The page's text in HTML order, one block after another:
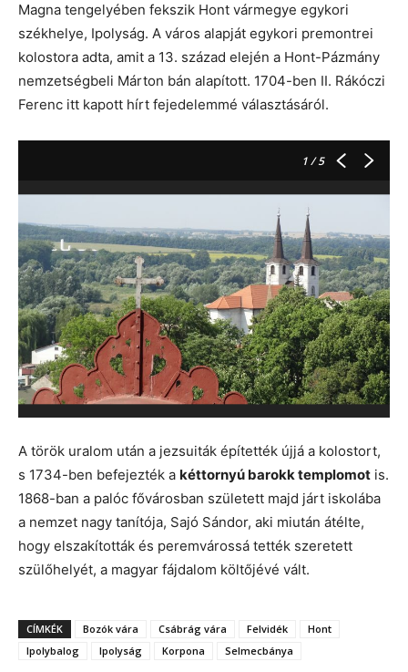
Magna tengelyében fekszik Hont vármegye egykori
székhelye, Ipolyság. A város alapját egykori premontrei
kolostora adta, amit a 13. század elején a Hont-Pázmány
nemzetségbeli Márton bán alapított. 1704-ben II. Rákóczi
Ferenc itt kapott hírt fejedelemmé választásáról.
1/ 5
A török uralom után a jezsuiták építették újjá a kolostort,
s 1734-ben befejezték a kéttornyú barokk templomot is.
1868-ban a palóc fővárosban született majd járt iskolába
a nemzet nagy tanítója, Sajó Sándor, aki miután átélte,
hogy elszakították és peremvárossá tették szeretett
szülőhelyét, a magyar fájdalom költőjévé vált.
CÍMKÉK Bozók vára Csábrág vára Felvidék
Hont
Ipolybalog
Ipolyság Korpona Selmecbánya